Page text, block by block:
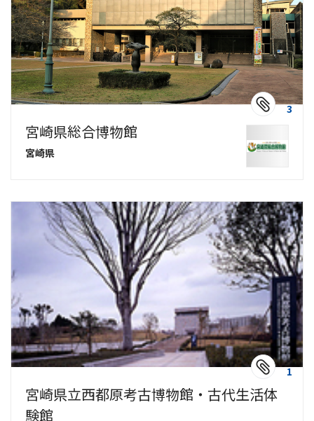
3
宮崎県総合博物館
宮崎県
1
宮崎県立西都原考古博物館・古代生活体
験館